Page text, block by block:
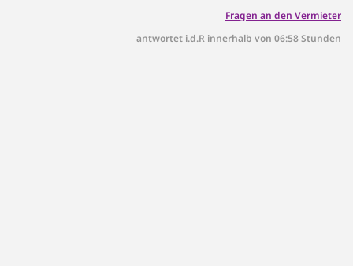
Fragen an den Vermieter
antwortet i.d.R innerhalb von 06:58 Stunden